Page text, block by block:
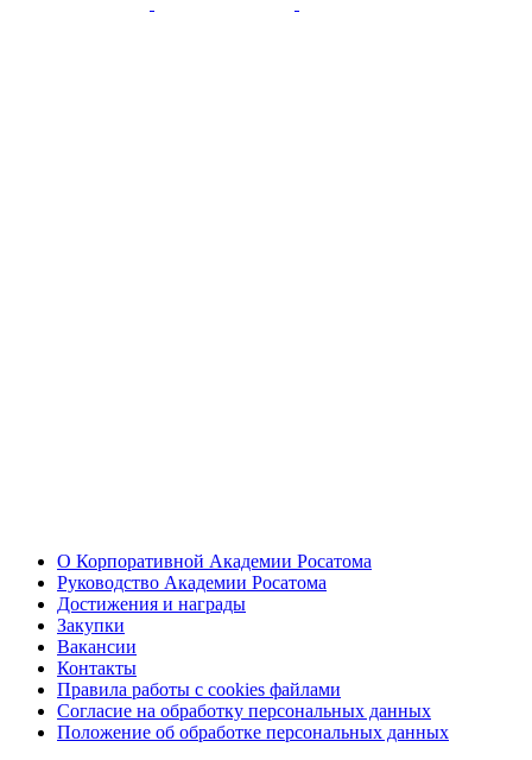
О Корпоративной Академии Росатома
Руководство Академии Росатома
Достижения и награды
Закупки
Вакансии
Контакты
Правила работы с cookies файлами
Согласие на обработку персональных данных
Положение об обработке персональных данных